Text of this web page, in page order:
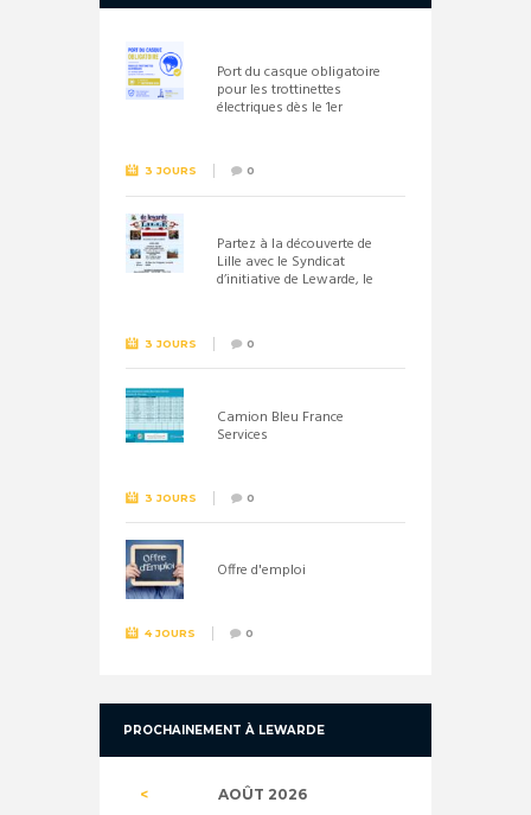
Port du casque obligatoire
pour les trottinettes
électriques dès le 1er
3 JOURS 0
Partez à la découverte de
Lille avec le Syndicat
d’initiative de Lewarde, le
3 JOURS 0
Camion Bleu France
Services
3 JOURS 0
Offre d'emploi
4 JOURS 0
PROCHAINEMENT À LEWARDE
AOÛT 2026